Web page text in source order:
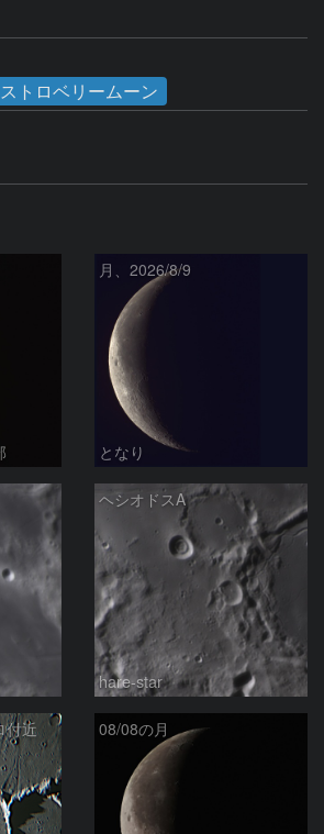
トロベリームーン
月、2026/8/9
となり
ヘシオドスA
hare-star
付近 08/08の月